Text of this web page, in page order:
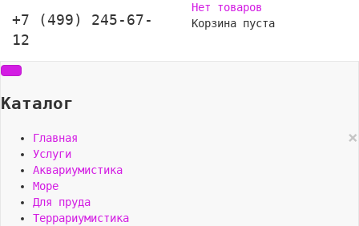
+7 (499) 245-67-
12
Нет товаров
Корзина пуста
Каталог
×
Главная
Услуги
Аквариумистика
Море
Для пруда
Террариумистика